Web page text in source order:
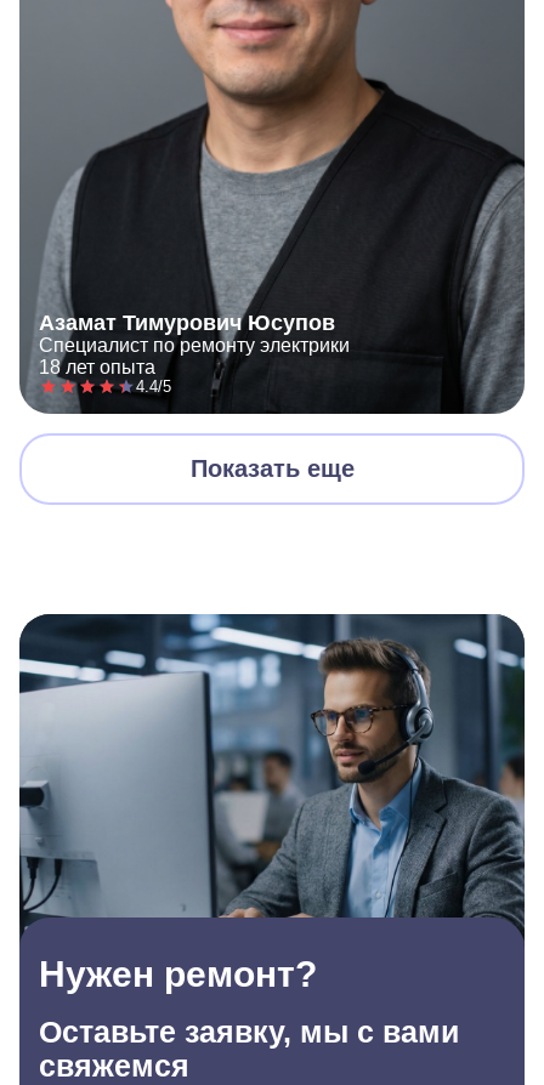
Азамат Тимурович Юсупов
Специалист по ремонту электрики
18 лет опыта
4.4/5
Показать еще
Нужен ремонт?
Оставьте заявку, мы с вами
свяжемся